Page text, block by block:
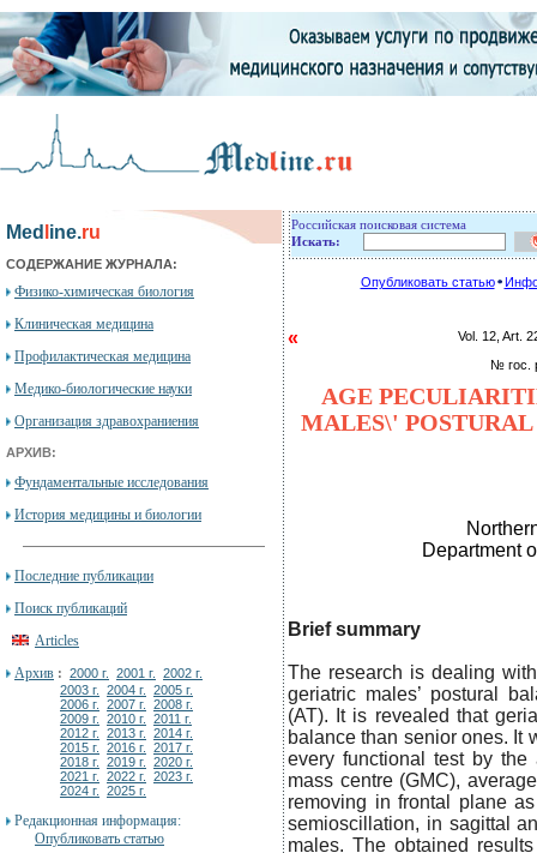
Med ine.ru
СОДЕРЖАНИЕ ЖУРНАЛА:
Физико-химическая биология
Клиническая медицина
Профилактическая медицина
Медико-биологические науки
Организация здравохраниения
АРХИВ:
Фундаментальные исследования
История медицины и биологии
Последние публикации
Поиск публикаций
Articles
Архив : 2000 г. 2001 г.
2002 г.
2003 г.
2004 г.
2005 г.
2006 г.
2007 г.
2008 г.
2009 г.
2010 г.
2011 г.
2012 г.
2013 г.
2014 г.
2015 г.
2016 г.
2017 г.
2018 г.
2019 г.
2020 г.
2021 г.
2022 г.
2023 г.
2024 г.
2025 г.
Редакционная информация:
Опубликовать статью
Российская поисковая система
Искать:
Опубликовать статью
«
Vol. 12,
№ гос.
AGE
MALES\'
Department
Brief summary
The research is dealing
geriatric males’ postural
(AT). It is revealed that
balance than senior ones. It
every functional test by
mass centre (GMC),
removing in frontal plane
semioscillation, in sagittal
males. The obtained